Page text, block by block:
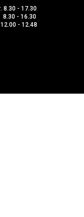
8.30 - 17.30
- 16.30
- 12.48